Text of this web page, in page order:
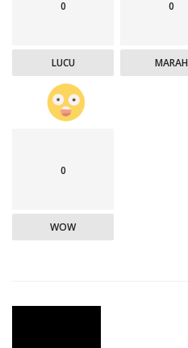
0
LUCU
0
MARAH
0
WOW